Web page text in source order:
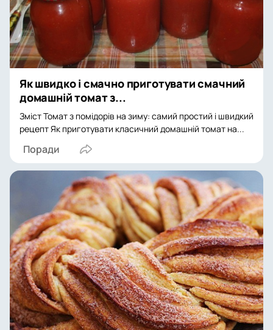
Як швидко і смачно приготувати смачний
домашній томат з...
Зміст Томат з помідорів на зиму: самий простий і швидкий
рецепт Як приготувати класичний домашній томат на...
Поради